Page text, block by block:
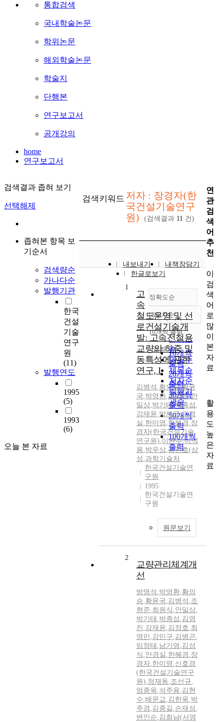
통합검색
국내학술논문
학위논문
해외학술논문
학술지
단행본
연구보고서
공개강의
home
연구보고서
검색결과 좁혀 보기
선택해제
좁혀본 항목 보
기순서
검색량순
가나다순
발행기관
한국
건설
기술
연구
원
(11)
발행연도
1995
(5)
1993
(6)
오늘 본 자료
검색키워드 저자 : 장경자(한
국건설기술연구
원)
(검색결과 11 건)
내보내기
내책장담기
한글로보기
정확도순
정확도
순
인기도
순
연도순
제목순
저자순
발행기
관순
내림차순
내림차순
10개씩 출력
10개씩
출력
20개씩
출력
30개씩
출력
50개씩
출력
100개씩
출력
조회
1
고
속
철도운영 및 선
로건설기술개
발: 고속전철용
교량의 하중 및
동특성에 관한
연구, I
김병석 ,황의승,황윤
국,박영환,김영진,안
일상,박기태,박종섭 ,
강재윤,박재균,안경
실 ,한미영 ,한혜경 ,장
경자(한국건설기술
연구원),이완수,이석
용,박우상,김진호(삼
성 ,과학기술처
한국건설기술연
구원
1995
한국건설기술연
구원
원문보기
2
교량관리체계개
선
방명석 ,박영환,황의
승,황윤국,김병석 ,조
현준,최원식 ,안일상,
박기태 ,박종섭 ,김영
진 ,강재윤,김정호,최
영민 ,강민구,김병곤,
임정태 ,남기영 ,김성
식 ,안경실 ,한혜경 ,장
경자,한미영 ,신호경
(한국건설기술연구
원),정재동,조선규,
엄종욱,석주용,김현
수,배문교,김한욱,박
주경 ,김종길 ,손재성 ,
변인순,김희남(서영
연
관
검
색
어
추
천
이
검
색
어
로
많
이
본
자
료
활
용
도
높
은
자
료